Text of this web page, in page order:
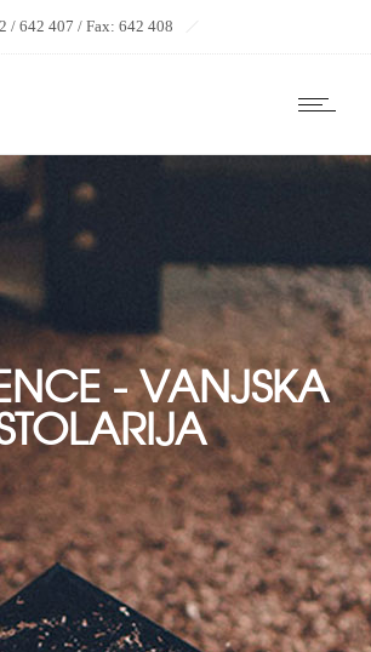
/ 642 407 / Fax: 642 408
- VANJSKA